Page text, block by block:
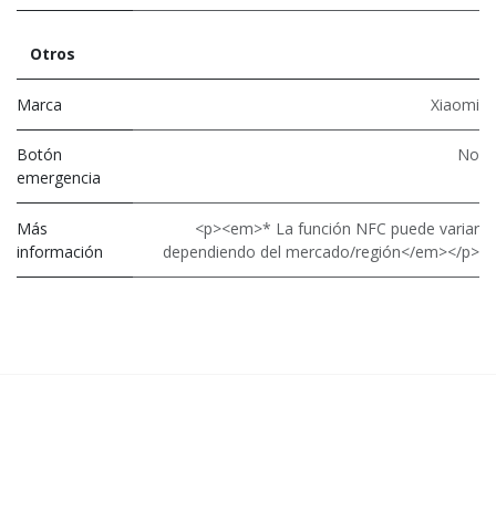
Otros
Marca Xiaomi
Botón
emergencia
No
Más
información
<p><em>* La función NFC puede variar
dependiendo del mercado/región</em></p>